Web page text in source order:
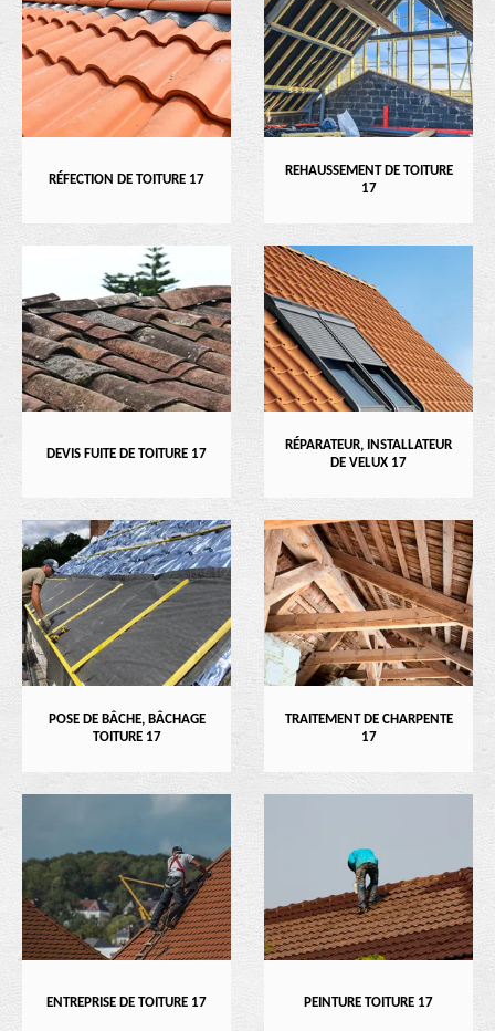
RÉFECTION DE TOITURE 17
REHAUSSEMENT DE TOITURE
17
DEVIS FUITE DE TOITURE 17
RÉPARATEUR, INSTALLATEUR
DE VELUX 17
POSE DE BÂCHE, BÂCHAGE
TOITURE 17
TRAITEMENT DE CHARPENTE
17
ENTREPRISE DE TOITURE 17 PEINTURE TOITURE 17